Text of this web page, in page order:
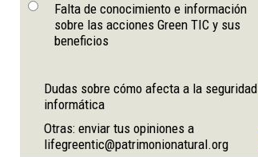
Falta de conocimiento e información
sobre las acciones Green TIC y sus
beneficios
Dudas sobre cómo afecta a la seguridad
informática
Otras: enviar tus opiniones a
lifegreentic@patrimonionatural.org